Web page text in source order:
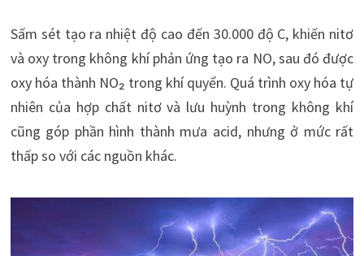
Sấm sét tạo ra nhiệt độ cao đến 30.000 độ C, khiến nitơ
và oxy trong không khí phản ứng tạo ra NO, sau đó được
oxy hóa thành NO₂ trong khí quyển. Quá trình oxy hóa tự
nhiên của hợp chất nitơ và lưu huỳnh trong không khí
cũng góp phần hình thành mưa acid, nhưng ở mức rất
thấp so với các nguồn khác.